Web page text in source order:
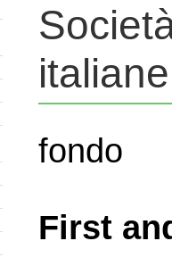
italiane
fondo
First